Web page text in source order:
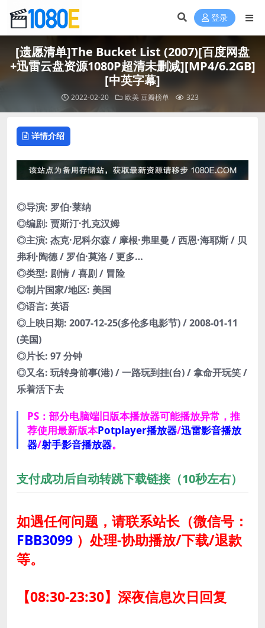
登录
[遗愿清单]The Bucket List (2007)[百度网盘
+迅雷云盘资源1080P超清未删减][MP4/6.2GB]
[中英字幕]
2022-02-20 欧美豆瓣榜单 323
详情介绍
◎导演: 罗伯·莱纳
◎编剧: 贾斯汀·扎克汉姆
◎主演: 杰克·尼科尔森 / 摩根·弗里曼 / 西恩·海耶斯 / 贝
弗利·陶德 / 罗伯·莫洛 / 更多…
◎类型: 剧情 / 喜剧 / 冒险
◎制片国家/地区: 美国
◎语言: 英语
◎上映日期: 2007-12-25(多伦多电影节) / 2008-01-11
(美国)
◎片长: 97 分钟
◎又名: 玩转身前事(港) / 一路玩到挂(台) / 拿命开玩笑 /
乐着活下去
PS：部分电脑端旧版本播放器可能播放异常，推
荐使用最新版本Potplayer播放器/迅雷影音播放
器/射手影音播放器。
支付成功后自动转跳下载链接（10秒左右）
如遇任何问题，请联系站长（微信号：
FBB3099 ） 处理-协助播放/下载/退款
等。
【08:30-23:30】深夜信息次日回复